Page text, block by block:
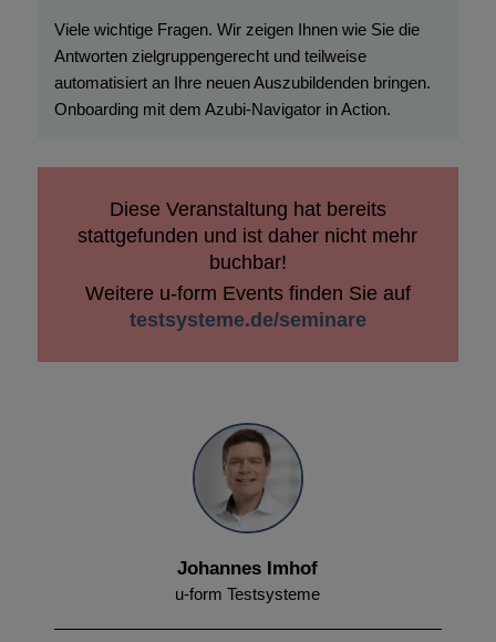
Viele wichtige Fragen. Wir zeigen Ihnen wie Sie die
Antworten zielgruppengerecht und teilweise
automatisiert an Ihre neuen Auszubildenden bringen.
Onboarding mit dem Azubi-Navigator in Action.
Diese Veranstaltung hat bereits
stattgefunden und ist daher nicht mehr
buchbar!
Weitere u-form Events finden Sie auf
testsysteme.de/seminare
Johannes Imhof
u-form Testsysteme